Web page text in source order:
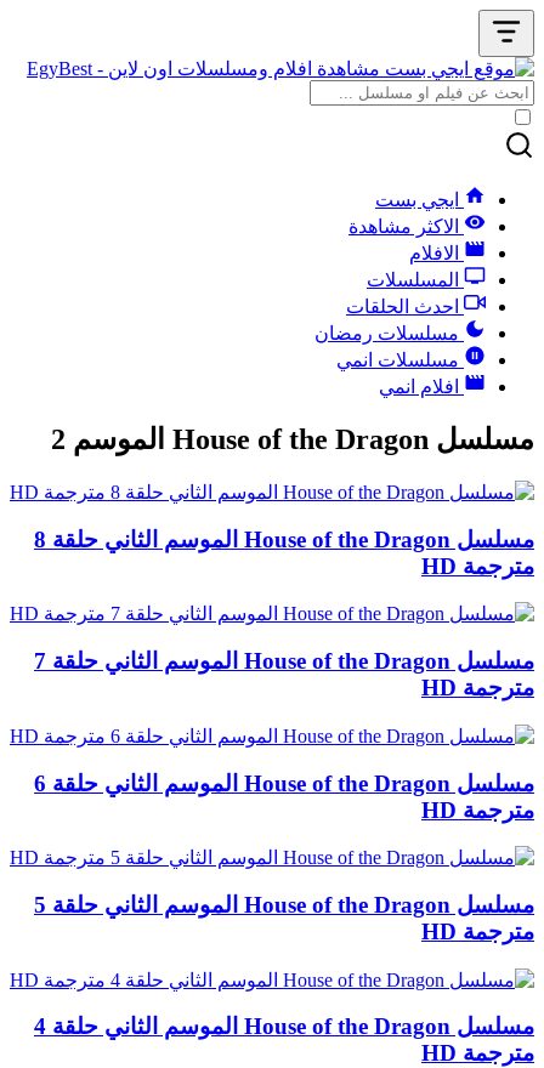
ايجي بست
الاكثر مشاهدة
الافلام
المسلسلات
احدث الحلقات
مسلسلات رمضان
مسلسلات انمي
افلام انمي
مسلسل House of the Dragon الموسم 2
مسلسل House of the Dragon الموسم الثاني حلقة 8
مترجمة HD
مسلسل House of the Dragon الموسم الثاني حلقة 7
مترجمة HD
مسلسل House of the Dragon الموسم الثاني حلقة 6
مترجمة HD
مسلسل House of the Dragon الموسم الثاني حلقة 5
مترجمة HD
مسلسل House of the Dragon الموسم الثاني حلقة 4
مترجمة HD